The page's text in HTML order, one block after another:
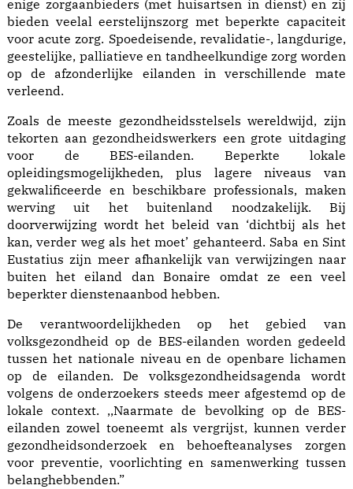
enige zorgaanbieders (met huisartsen in dienst) en zij
bieden veelal eerstelijnszorg met beperkte capaciteit
voor acute zorg. Spoedeisende, revalidatie-, langdurige,
geestelijke, palliatieve en tandheelkundige zorg worden
op de afzonderlijke eilanden in verschillende mate
verleend.
Zoals de meeste gezondheidsstelsels wereldwijd, zijn
tekorten aan gezondheidswerkers een grote uitdaging
voor de BES-eilanden. Beperkte lokale
opleidingsmogelijkheden, plus lagere niveaus van
gekwalificeerde en beschikbare professionals, maken
werving uit het buitenland noodzakelijk. Bij
doorverwijzing wordt het beleid van ‘dichtbij als het
kan, verder weg als het moet’ gehanteerd. Saba en Sint
Eustatius zijn meer afhankelijk van verwijzingen naar
buiten het eiland dan Bonaire omdat ze een veel
beperkter dienstenaanbod hebben.
De verantwoordelijkheden op het gebied van
volksgezondheid op de BES-eilanden worden gedeeld
tussen het nationale niveau en de openbare lichamen
op de eilanden. De volksgezondheidsagenda wordt
volgens de onderzoekers steeds meer afgestemd op de
lokale context. ,,Naarmate de bevolking op de BES-
eilanden zowel toeneemt als vergrijst, kunnen verder
gezondheidsonderzoek en behoefteanalyses zorgen
voor preventie, voorlichting en samenwerking tussen
belanghebbenden.”